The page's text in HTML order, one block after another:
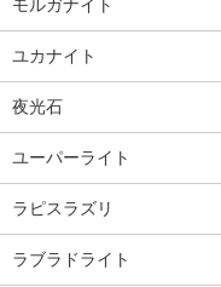
モルガナイト
ユカナイト
夜光石
ユーパーライト
ラピスラズリ
ラブラドライト